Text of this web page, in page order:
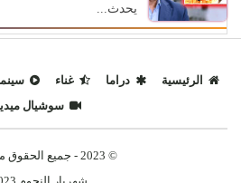
يحدث...
الرئيسية دراما غناء
سوشيال
© 2023 - جميع الحقوق محفوظة.